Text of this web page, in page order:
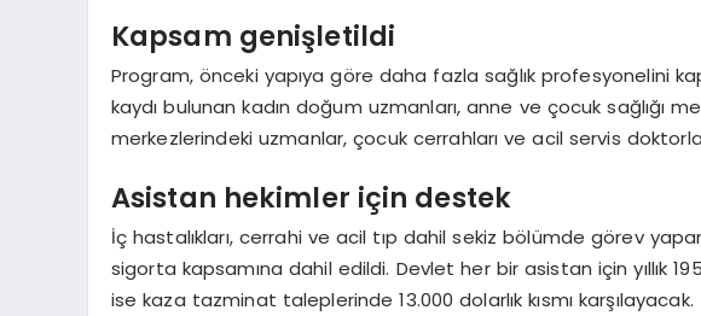
Kapsam genişletildi
Program, önceki yapıya göre daha fazla sağlık profesyonelini
kaydı bulunan kadın doğum uzmanları, anne ve çocuk sağlığı
merkezlerindeki uzmanlar, çocuk cerrahları ve acil servis
Asistan hekimler için destek
İç hastalıkları, cerrahi ve acil tıp dahil sekiz bölümde görev
sigorta kapsamına dahil edildi. Devlet her bir asistan için yıllık
ise kaza tazminat taleplerinde 13.000 dolarlık kısmı karşılayacak.